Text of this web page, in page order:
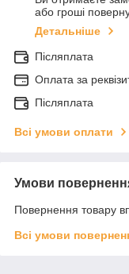
або гроші
Детальніше
Післяплата
Оплата за
Післяплата
Всі умови оплати
Умови
Повернення товару
Всі умови